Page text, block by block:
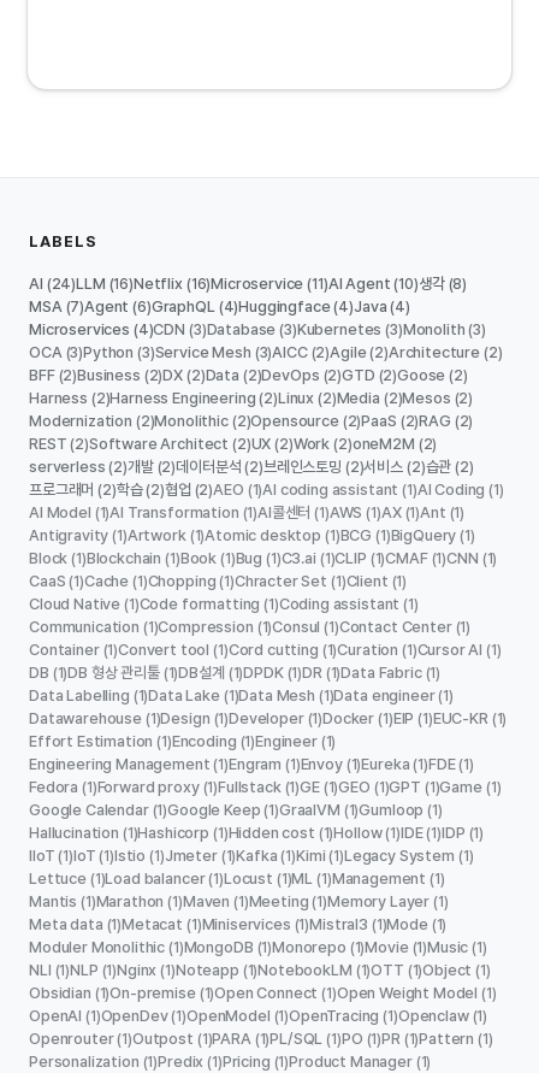
LABELS
AI (24)LLM (16)Netflix (16)Microservice (11)AI Agent (10)생각 (8)
MSA (7)Agent (6)GraphQL (4)Huggingface (4)Java (4)
Microservices (4)CDN (3)Database (3)Kubernetes (3)Monolith (3)
OCA (3)Python (3)Service Mesh (3)AICC (2)Agile (2)Architecture (2)
BFF (2)Business (2)DX (2)Data (2)DevOps (2)GTD (2)Goose (2)
Harness (2)Harness Engineering (2)Linux (2)Media (2)Mesos (2)
Modernization (2)Monolithic (2)Opensource (2)PaaS (2)RAG (2)
REST (2)Software Architect (2)UX (2)Work (2)oneM2M (2)
serverless (2)개발 (2)데이터분석 (2)브레인스토밍 (2)서비스 (2)습관 (2)
프로그래머 (2)학습 (2)협업 (2)AEO (1)AI coding assistant (1)AI Coding (1)
AI Model (1)AI Transformation (1)AI콜센터 (1)AWS (1)AX (1)Ant (1)
Antigravity (1)Artwork (1)Atomic desktop (1)BCG (1)BigQuery (1)
Block (1)Blockchain (1)Book (1)Bug (1)C3.ai (1)CLIP (1)CMAF (1)CNN (1)
CaaS (1)Cache (1)Chopping (1)Chracter Set (1)Client (1)
Cloud Native (1)Code formatting (1)Coding assistant (1)
Communication (1)Compression (1)Consul (1)Contact Center (1)
Container (1)Convert tool (1)Cord cutting (1)Curation (1)Cursor AI (1)
DB (1)DB 형상 관리툴 (1)DB설계 (1)DPDK (1)DR (1)Data Fabric (1)
Data Labelling (1)Data Lake (1)Data Mesh (1)Data engineer (1)
Datawarehouse (1)Design (1)Developer (1)Docker (1)EIP (1)EUC-KR (1)
Effort Estimation (1)Encoding (1)Engineer (1)
Engineering Management (1)Engram (1)Envoy (1)Eureka (1)FDE (1)
Fedora (1)Forward proxy (1)Fullstack (1)GE (1)GEO (1)GPT (1)Game (1)
Google Calendar (1)Google Keep (1)GraalVM (1)Gumloop (1)
Hallucination (1)Hashicorp (1)Hidden cost (1)Hollow (1)IDE (1)IDP (1)
IIoT (1)IoT (1)Istio (1)Jmeter (1)Kafka (1)Kimi (1)Legacy System (1)
Lettuce (1)Load balancer (1)Locust (1)ML (1)Management (1)
Mantis (1)Marathon (1)Maven (1)Meeting (1)Memory Layer (1)
Meta data (1)Metacat (1)Miniservices (1)Mistral3 (1)Mode (1)
Moduler Monolithic (1)MongoDB (1)Monorepo (1)Movie (1)Music (1)
NLI (1)NLP (1)Nginx (1)Noteapp (1)NotebookLM (1)OTT (1)Object (1)
Obsidian (1)On-premise (1)Open Connect (1)Open Weight Model (1)
OpenAI (1)OpenDev (1)OpenModel (1)OpenTracing (1)Openclaw (1)
Openrouter (1)Outpost (1)PARA (1)PL/SQL (1)PO (1)PR (1)Pattern (1)
Personalization (1)Predix (1)Pricing (1)Product Manager (1)